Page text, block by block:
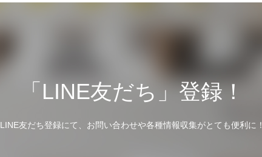
「LINE友だち」登録！
LINE友だち登録にて、お問い合わせや各種情報収集がとても便利に！